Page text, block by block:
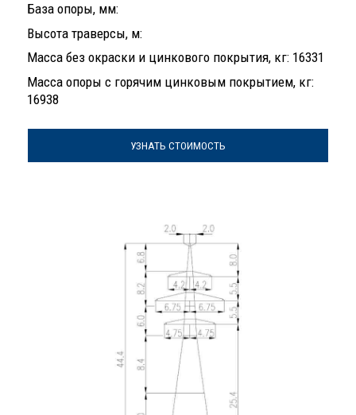
База опоры, мм:
Высота траверсы, м:
Масса без окраски и цинкового покрытия, кг: 16331
Масса опоры с горячим цинковым покрытием, кг:
16938
УЗНАТЬ СТОИМОСТЬ